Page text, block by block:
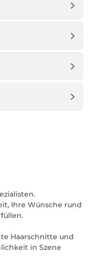
Ihre Wünsche rund
Haarschnitte und
in Szene